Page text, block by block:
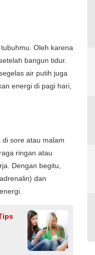
Oleh karena
bangun tidur.
air putih juga
energi di pagi hari,
sore atau malam
ringan atau
Dengan begitu,
dan